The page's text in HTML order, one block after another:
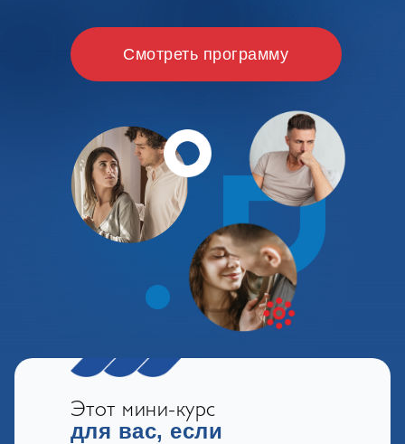
Смотреть программу
Этот мини-курс
для вас, если